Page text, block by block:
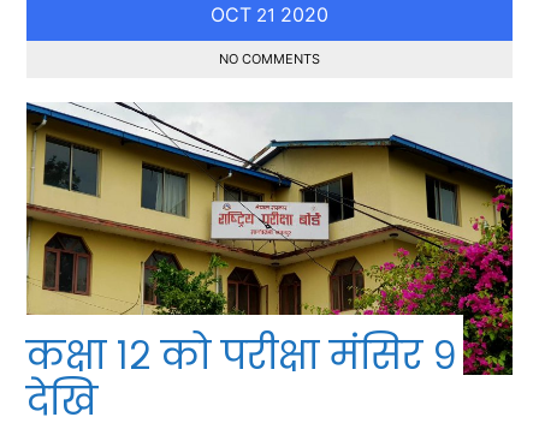
OCT 21 2020
NO COMMENTS
कक्षा १२ को परीक्षा मंसिर ९
देखि